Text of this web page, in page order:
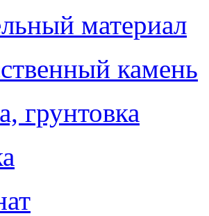
материал
камень
грунтовка